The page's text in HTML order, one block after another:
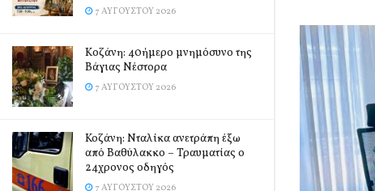
7 ΑΥΓΟΎΣΤΟΥ 2026
Kοζάνη: 40ήμερο μνημόσυνο της
Βάγιας Νέστορα
7 ΑΥΓΟΎΣΤΟΥ 2026
Κοζάνη: Νταλίκα ανετράπη έξω
από Βαθύλακκο – Τραυματίας ο
24χρονος οδηγός
7 ΑΥΓΟΎΣΤΟΥ 2026